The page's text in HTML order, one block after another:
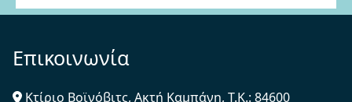
Επικοινωνία
Κτίριο Βοϊνόβιτς, Ακτή Καμπάνη, Τ.Κ.: 84600